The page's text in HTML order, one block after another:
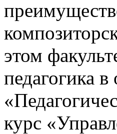
этом
педагогика
курс